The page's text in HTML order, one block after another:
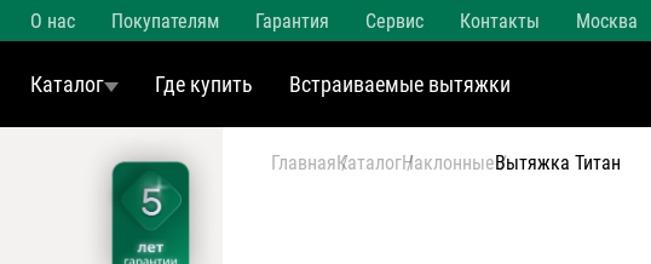
О нас Покупателям Гарантия Сервис Контакты Москва
Каталог Где купить Встраиваемые вытяжки
ГлавнаяКаталогНаклонныеВытяжка Титан